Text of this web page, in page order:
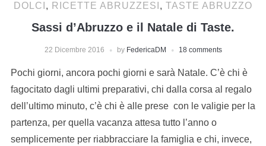
DOLCI , RICETTE ABRUZZESI , TASTE ABRUZZO
Sassi d’Abruzzo e il Natale di Taste.
22 Dicembre 2016 by FedericaDM 18 comments
Pochi giorni, ancora pochi giorni e sarà Natale. C’è chi è
fagocitato dagli ultimi preparativi, chi dalla corsa al regalo
dell’ultimo minuto, c’è chi è alle prese con le valigie per la
partenza, per quella vacanza attesa tutto l’anno o
semplicemente per riabbracciare la famiglia e chi, invece,